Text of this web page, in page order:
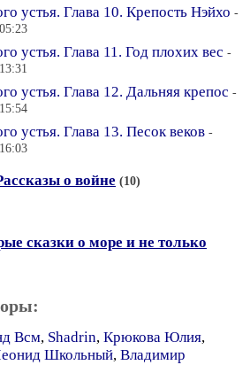
устья. Глава 10. Крепость Нэйхо -
устья. Глава 11. Год плохих вес -
устья. Глава 12. Дальняя крепос -
устья. Глава 13. Песок веков -
о войне (10)
сказки о море и не только
Всм, Shadrin, Крюкова Юлия,
Школьный, Владимир